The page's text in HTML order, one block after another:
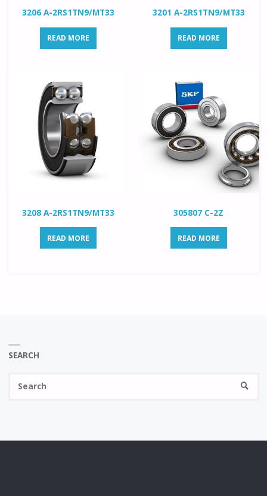
3206 A-2RS1TN9/MT33
READ MORE
3201 A-2RS1TN9/MT33
READ MORE
3208 A-2RS1TN9/MT33
READ MORE
305807 C-2Z
READ MORE
SEARCH